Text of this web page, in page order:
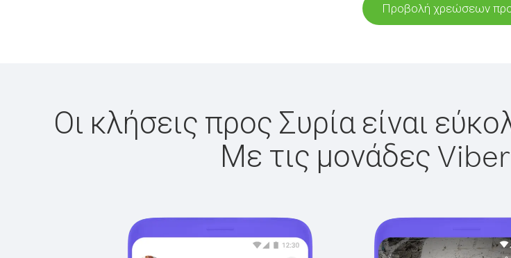
Προβολή χρεώσεων
Οι κλήσεις προς Συρία είναι
Με τις μονάδες